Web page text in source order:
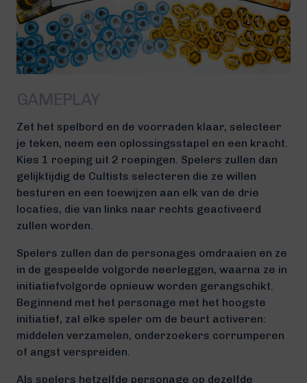
GAMEPLAY
Zet het spelbord en de voorraden klaar, selecteer
je teken, neem een oplossingsstapel en een kracht.
Kies 1 roeping uit 2 roepingen. Spelers zullen dan
gelijktijdig de Cultists selecteren die ze willen
besturen en een toewijzen aan elk van de drie
locaties, die van links naar rechts geactiveerd
zullen worden.
Spelers zullen dan de personages omdraaien en ze
in de gespeelde volgorde neerleggen, waarna ze in
initiatiefvolgorde opnieuw worden gerangschikt.
Beginnend met het personage met het hoogste
initiatief, zal elke speler om de beurt activeren:
middelen verzamelen, onderzoekers corrumperen
of angst verspreiden.
Als spelers hetzelfde personage op dezelfde